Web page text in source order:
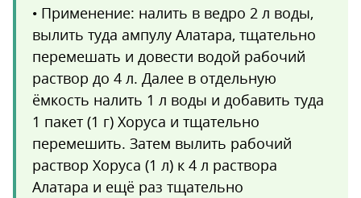
• Применение: налить в ведро 2 л воды,
вылить туда ампулу Алатара, тщательно
перемешать и довести водой рабочий
раствор до 4 л. Далее в отдельную
ёмкость налить 1 л воды и добавить туда
1 пакет (1 г) Хоруса и тщательно
перемешить. Затем вылить рабочий
раствор Хоруса (1 л) к 4 л раствора
Алатара и ещё раз тщательно